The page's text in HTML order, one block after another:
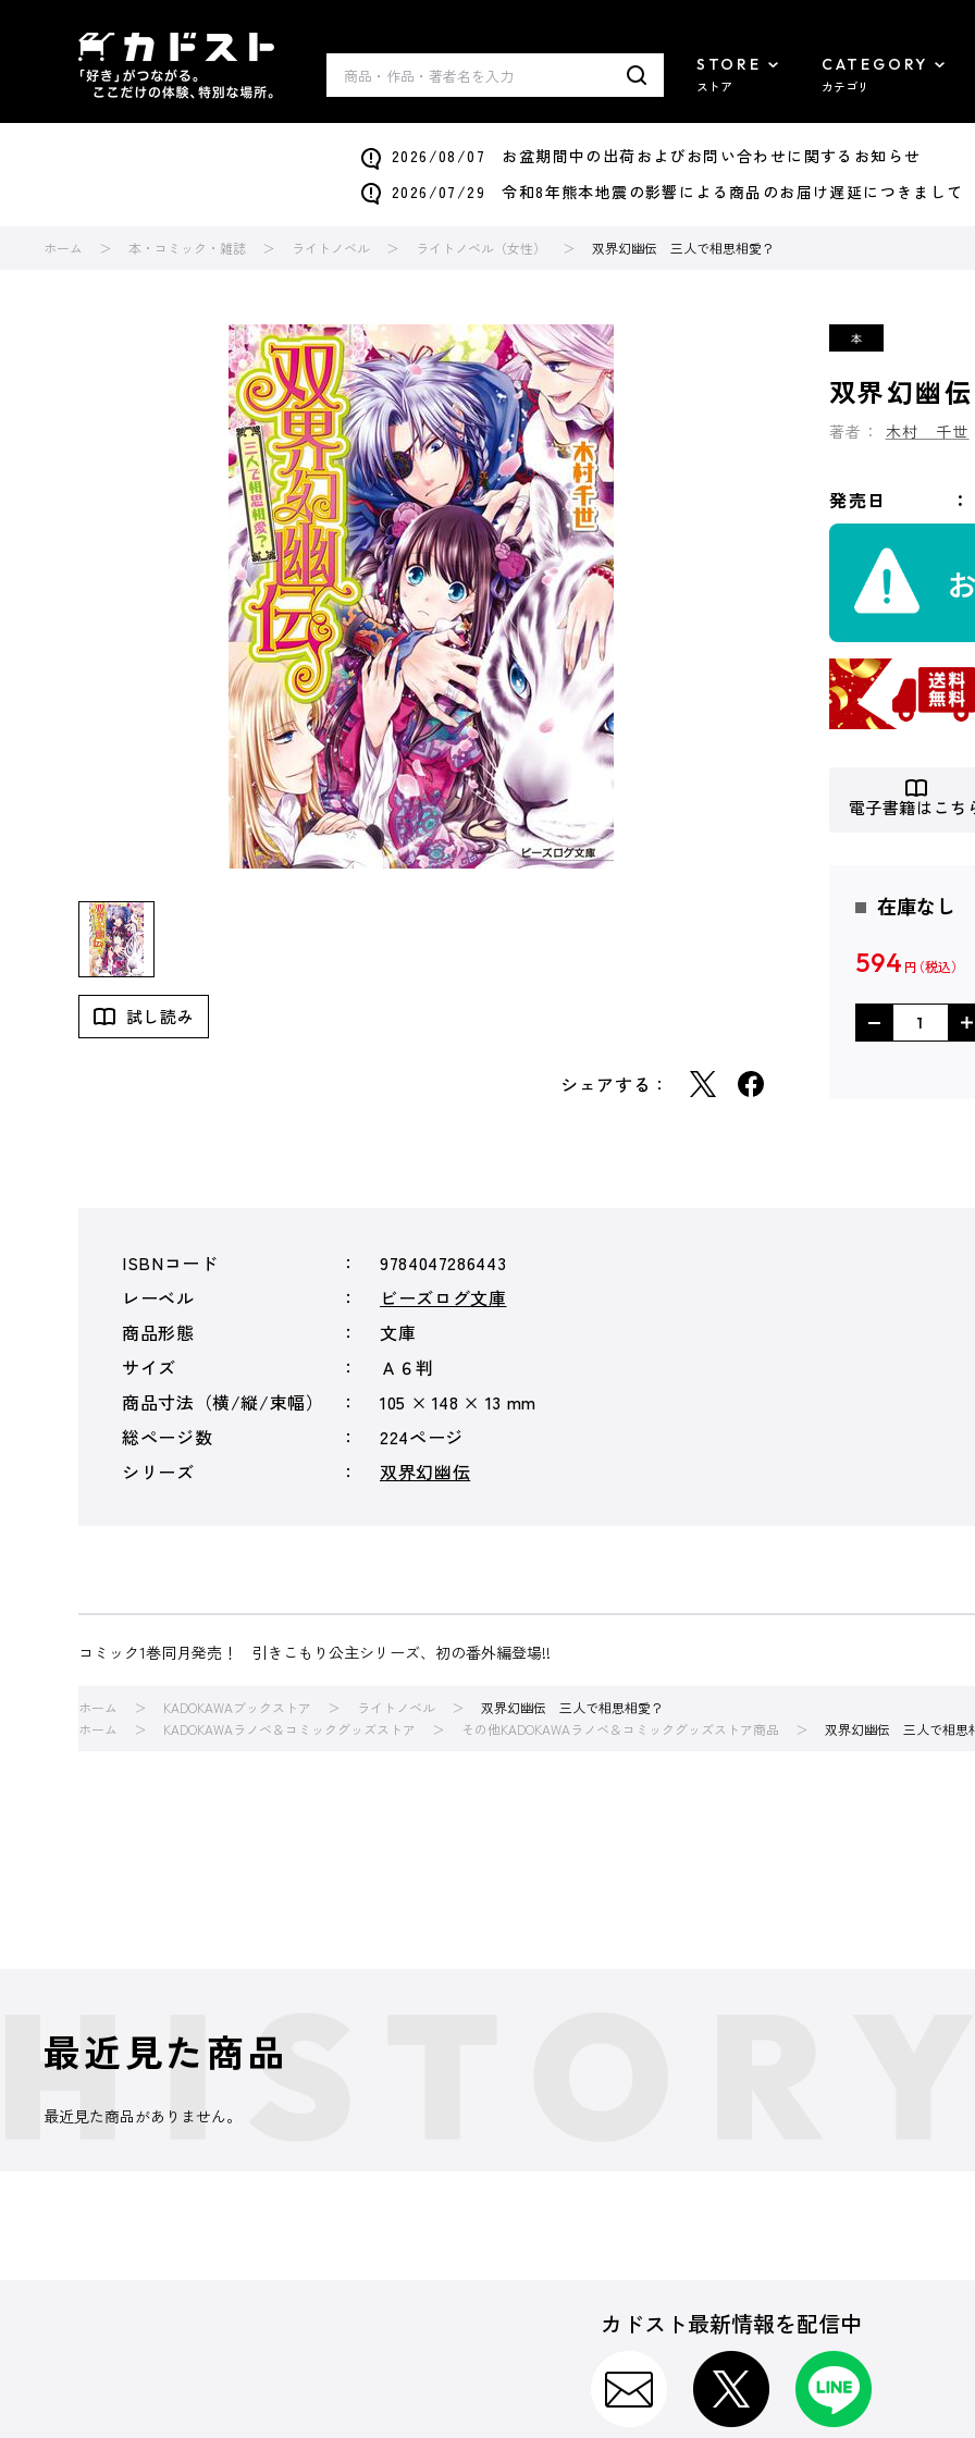
STORE
ストア
CATEGORY
カテゴリ
2026/08/07 お盆期間中の出荷およびお問い合わせに関するお知らせ
2026/07/29 令和8年熊本地震の影響による商品のお届け遅延につきまして
ホーム 本・コミック・雑誌 ライトノベル ライトノベル（女性） 双界幻幽伝 三人で相思相愛？
試し読み
シェアする：
双界幻幽
著者： 木村 千世
発売日
電子書籍はこち
在庫なし
594 円
ISBNコード
9784047286443
レーベル
ビーズログ文庫
商品形態
文庫
サイズ
Ａ６判
商品寸法（横/縦/束幅）
105 × 148 × 13 mm
総ページ数
224ページ
シリーズ
双界幻幽伝
コミック1巻同月発売！ 引きこもり公主シリーズ、初の番外編登場!!
ホーム KADOKAWAブックストア ライトノベル
双界幻幽伝 三人で相思相愛？
ホーム
KADOKAWAラノベ＆コミックグッズストア その他KADOKAWAラノベ＆コミックグッズストア商品 双界幻幽伝 三人で相思
最近見た商品
最近見た商品がありません。
カドスト最新情報を配信中